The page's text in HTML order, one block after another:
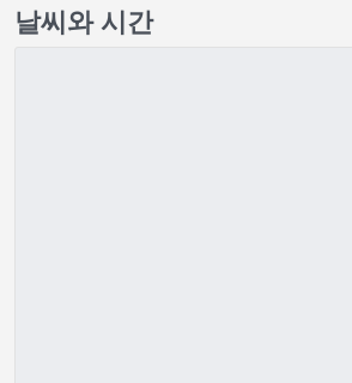
날씨와 시간